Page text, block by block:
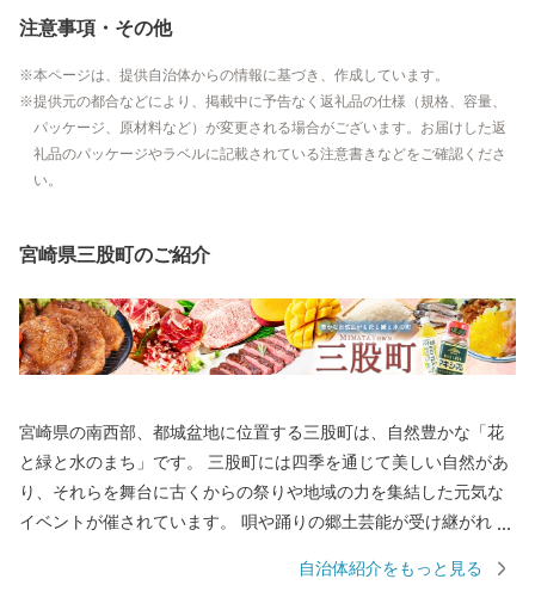
注意事項・その他
本ページは、提供自治体からの情報に基づき、作成しています。
提供元の都合などにより、掲載中に予告なく返礼品の仕様（規格、容量、
パッケージ、原材料など）が変更される場合がございます。お届けした返
礼品のパッケージやラベルに記載されている注意書きなどをご確認くださ
い。
宮崎県三股町のご紹介
宮崎県の南西部、都城盆地に位置する三股町は、自然豊かな「花
と緑と水のまち」です。 三股町には四季を通じて美しい自然があ
り、それらを舞台に古くからの祭りや地域の力を集結した元気な
イベントが催されています。 唄や踊りの郷土芸能が受け継がれ、
自治体紹介をもっと見る